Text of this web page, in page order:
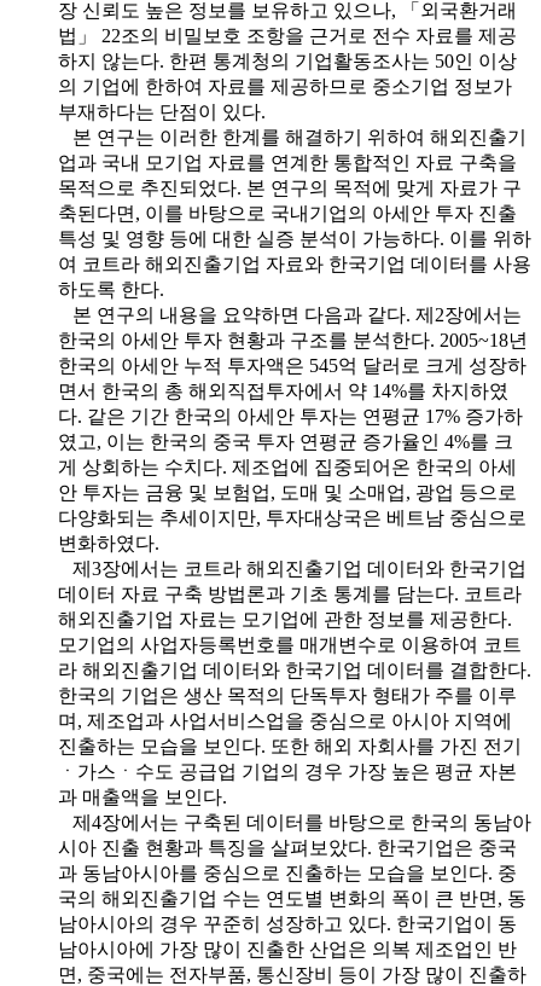
장 신뢰도 높은 정보를 보유하고 있으나, 「외국환거래
법」 22조의 비밀보호 조항을 근거로 전수 자료를 제공
하지 않는다. 한편 통계청의 기업활동조사는 50인 이상
의 기업에 한하여 자료를 제공하므로 중소기업 정보가
부재하다는 단점이 있다.
본 연구는 이러한 한계를 해결하기 위하여 해외진출기
업과 국내 모기업 자료를 연계한 통합적인 자료 구축을
목적으로 추진되었다. 본 연구의 목적에 맞게 자료가 구
축된다면, 이를 바탕으로 국내기업의 아세안 투자 진출
특성 및 영향 등에 대한 실증 분석이 가능하다. 이를 위하
여 코트라 해외진출기업 자료와 한국기업 데이터를 사용
하도록 한다.
본 연구의 내용을 요약하면 다음과 같다. 제2장에서는
한국의 아세안 투자 현황과 구조를 분석한다. 2005~18년
한국의 아세안 누적 투자액은 545억 달러로 크게 성장하
면서 한국의 총 해외직접투자에서 약 14%를 차지하였
다. 같은 기간 한국의 아세안 투자는 연평균 17% 증가하
였고, 이는 한국의 중국 투자 연평균 증가율인 4%를 크
게 상회하는 수치다. 제조업에 집중되어온 한국의 아세
안 투자는 금융 및 보험업, 도매 및 소매업, 광업 등으로
다양화되는 추세이지만, 투자대상국은 베트남 중심으로
변화하였다.
제3장에서는 코트라 해외진출기업 데이터와 한국기업
데이터 자료 구축 방법론과 기초 통계를 담는다. 코트라
해외진출기업 자료는 모기업에 관한 정보를 제공한다.
모기업의 사업자등록번호를 매개변수로 이용하여 코트
라 해외진출기업 데이터와 한국기업 데이터를 결합한다.
한국의 기업은 생산 목적의 단독투자 형태가 주를 이루
며, 제조업과 사업서비스업을 중심으로 아시아 지역에
진출하는 모습을 보인다. 또한 해외 자회사를 가진 전기
ㆍ가스ㆍ수도 공급업 기업의 경우 가장 높은 평균 자본
과 매출액을 보인다.
제4장에서는 구축된 데이터를 바탕으로 한국의 동남아
시아 진출 현황과 특징을 살펴보았다. 한국기업은 중국
과 동남아시아를 중심으로 진출하는 모습을 보인다. 중
국의 해외진출기업 수는 연도별 변화의 폭이 큰 반면, 동
남아시아의 경우 꾸준히 성장하고 있다. 한국기업이 동
남아시아에 가장 많이 진출한 산업은 의복 제조업인 반
면, 중국에는 전자부품, 통신장비 등이 가장 많이 진출하